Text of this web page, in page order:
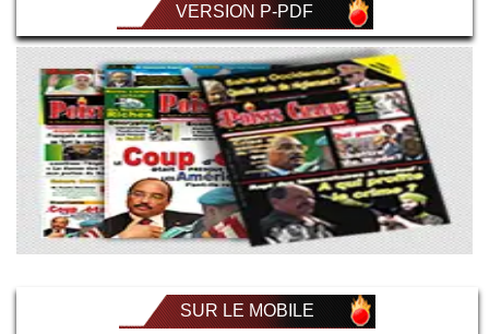
VERSION P-PDF
SUR LE MOBILE